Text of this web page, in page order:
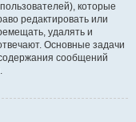
которые
редактировать или
удалять и
Основные задачи
сообщений